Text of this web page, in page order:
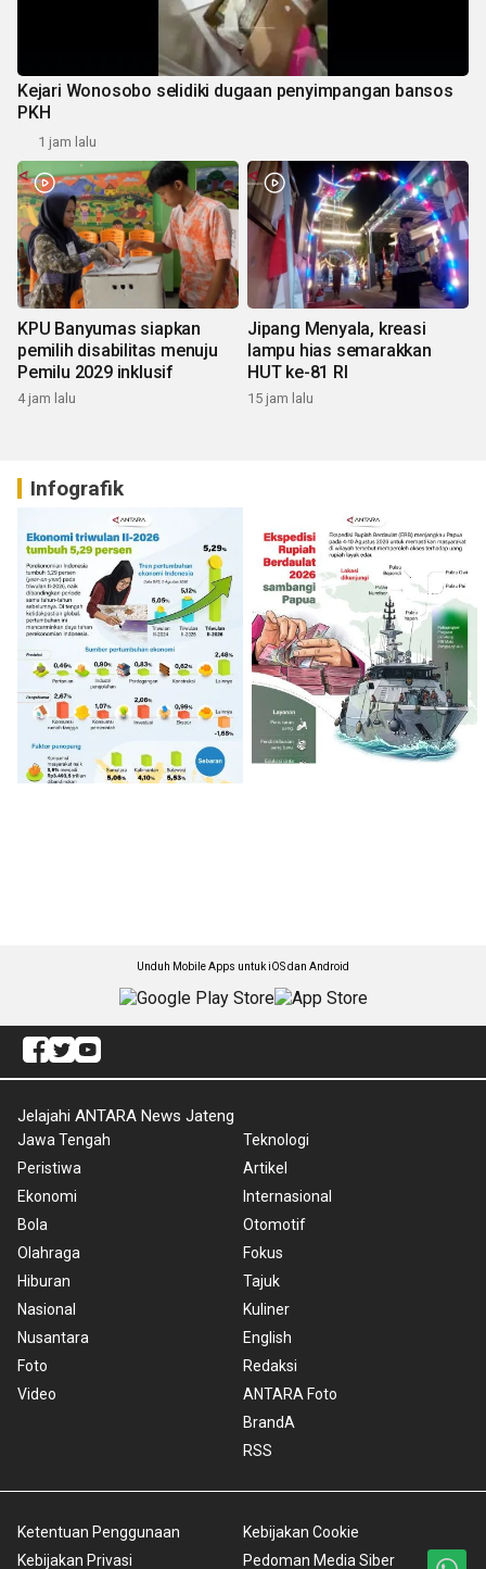
Kejari Wonosobo selidiki dugaan penyimpangan bansos
PKH
1 jam lalu
KPU Banyumas siapkan
pemilih disabilitas menuju
Pemilu 2029 inklusif
4 jam lalu
Jipang Menyala, kreasi
lampu hias semarakkan
HUT ke-81 RI
15 jam lalu
Infografik
Unduh Mobile Apps untuk iOS dan Android
Jelajahi ANTARA News Jateng
Jawa Tengah
Peristiwa
Ekonomi
Bola
Olahraga
Hiburan
Nasional
Nusantara
Foto
Video
Teknologi
Artikel
Internasional
Otomotif
Fokus
Tajuk
Kuliner
English
Redaksi
ANTARA Foto
BrandA
RSS
Ketentuan Penggunaan
Kebijakan Privasi
Kebijakan Cookie
Pedoman Media Siber